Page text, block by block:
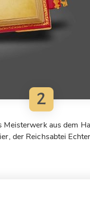
2
Meisterwerk aus dem
der Reichsabtei